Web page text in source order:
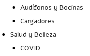
Audífonos y Bocinas
Cargadores
Salud y Belleza
COVID